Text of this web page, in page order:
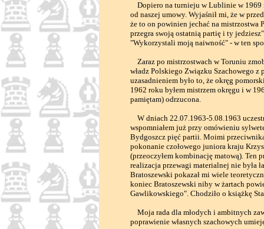
Dopiero na turnieju w Lublinie w 1969
od naszej umowy. Wyjaśnił mi, że w
że to on powinien jechać na
przegra swoją ostatnią partię i ty
"Wykorzystali moją naiwność" - w ten
Zaraz po mistrzostwach w Toruniu
władz Polskiego Związku Szachowego
uzasadnieniem było to, że okręg
1962 roku byłem mistrzem okręgu i w
pamiętam) odrzucona.
W dniach 22.07.1963-5.08.1963
wspomniałem już przy omówieniu
Bydgoszcz pięć partii. Moimi
pokonanie czołowego juniora kraju
(przeoczyłem kombinację matową).
realizacja przewagi materialnej nie była
Bratoszewski pokazał mi wiele
koniec Bratoszewski niby w żartach
Gawlikowskiego". Chodziło o książkę
Moja rada dla młodych i ambitnych
poprawienie własnych szachowych